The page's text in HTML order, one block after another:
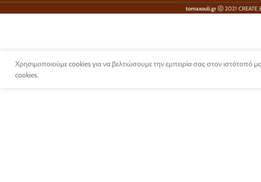
tomaxouli.gr 2021 CREATE
Χρησιμοποιούμε cookies για να βελτιώσουμε την εμπειρία σας στον
cookies.